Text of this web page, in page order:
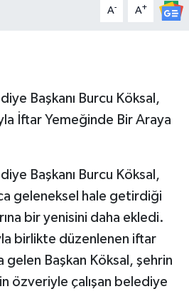
A- A+
Başkanı Burcu Köksal,
İftar Yemeğinde Bir Araya
Başkanı Burcu Köksal,
geleneksel hale getirdiği
bir yenisini daha ekledi.
birlikte düzenlenen iftar
Başkan Köksal, şehrin
özveriyle çalışan belediye